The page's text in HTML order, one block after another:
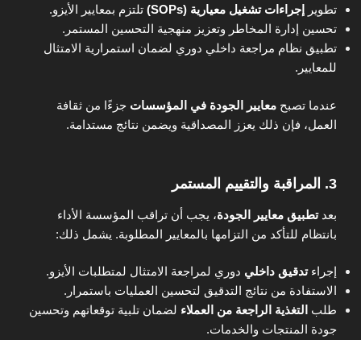
تطوير إجراءات تشغيل معيارية (SOPs)
تلتزم بمعايير الأيزو.
تحسين إدارة المخاطر وتعزيز منهجية التحسين المستمر.
تطبيق نظام مراجعة داخلي دوري لضمان استمرارية الامتثال
للمعايير.
عندما تصبح معايير الجودة في المؤسسات جزءًا من ثقافة
العمل، فإن ذلك يعزز المصداقية ويضمن نتائج مستدامة.
3. المراقبة والتقييم المستمر
بعدتطبيق معايير الجودة، يجب أن تراقب المؤسسة الأداء
بانتظام للتأكد من التزامها بالمعايير المطلوبة. يشمل ذلك:
إجراءتدقيق داخلي دوري لمراجعة الامتثال لمتطلبات الأيزو.
الاستفادة من نتائج التدقيق لتحسين العمليات باستمرار.
طلب التغذية الراجعة من العملاء لضمان تلبية توقعاتهم وتحسين
جودة المنتجات والخدمات.